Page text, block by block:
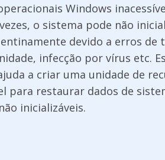
Windows
o sistema pode não
devido a erros de
infecção por vírus etc.
a criar uma unidade de
para restaurar dados de
inicializáveis.